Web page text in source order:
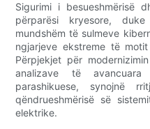
Sigurimi i besueshmërisë
përparësi kryesore,
mundshëm të sulmeve
ngjarjeve ekstreme të
Përpjekjet për
analizave të
parashikuese, synojnë
qëndrueshmërisë së
elektrike.